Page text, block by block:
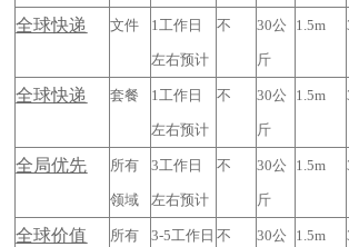
全球快递 文件 1工作日
左右预计
不 30公
斤
1.5m
全球快递 套餐 1工作日
左右预计
不 30公
斤
1.5m
全局优先 所有
领域
3工作日
左右预计
不 30公
斤
1.5m
全球价值 所有 3-5工作日 不 30公 1.5m